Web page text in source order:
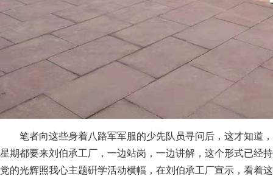
笔者向这些身着八路军军服的少先队员寻问后，这才知道
星期都要来刘伯承工厂，一边站岗，一边讲解，这个形式已经
党的光辉照我心主题硏学活动横幅，在刘伯承工厂宣示，看着